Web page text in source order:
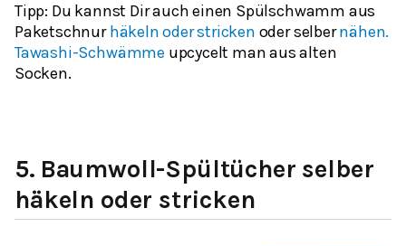
Tipp: Du kannst Dir auch einen Spülschwamm aus
Paketschnurhäkeln oder stricken oder selbernähen.
Tawashi-Schwämme upcycelt man aus alten
Socken.
5. Baumwoll-Spültücher selber
häkeln oder stricken